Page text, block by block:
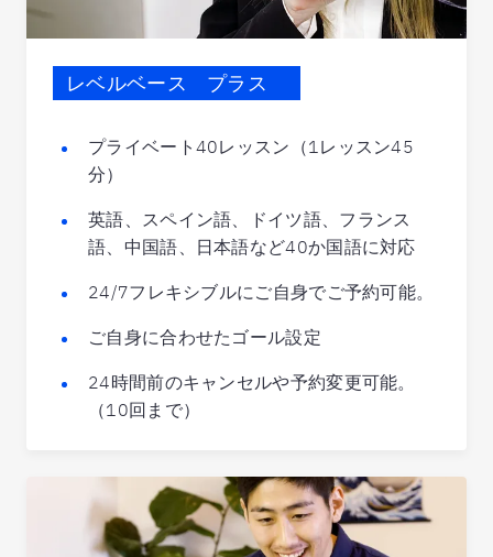
レベルベース プラス
プライベート40レッスン（1レッスン45
分）
英語、スペイン語、ドイツ語、フランス
語、中国語、日本語など40か国語に対応
24/7フレキシブルにご自身でご予約可能。
ご自身に合わせたゴール設定
24時間前のキャンセルや予約変更可能。
（10回まで）